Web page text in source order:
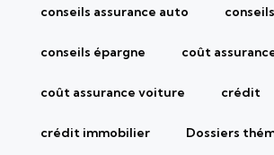
conseils assurance auto
conseils épargne coût
coût assurance voiture crédit
crédit immobilier Dossiers